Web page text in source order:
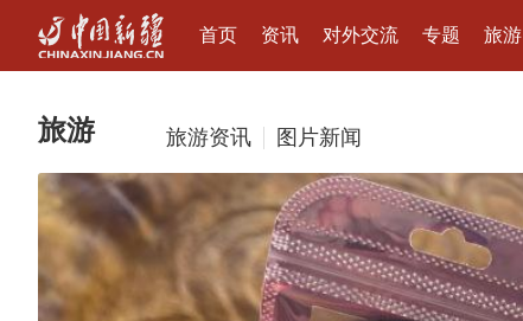
首页 资讯 对外交流 专题 旅游
旅游 旅游资讯 图片新闻